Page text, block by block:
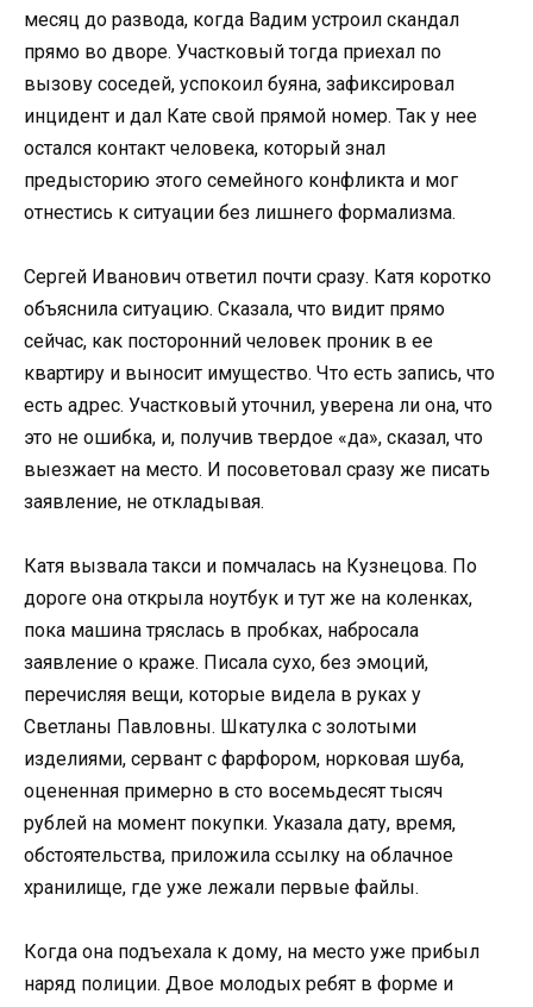
месяц до развода, когда Вадим устроил скандал
прямо во дворе. Участковый тогда приехал по
вызову соседей, успокоил буяна, зафиксировал
инцидент и дал Кате свой прямой номер. Так у нее
остался контакт человека, который знал
предысторию этого семейного конфликта и мог
отнестись к ситуации без лишнего формализма.
Сергей Иванович ответил почти сразу. Катя коротко
объяснила ситуацию. Сказала, что видит прямо
сейчас, как посторонний человек проник в ее
квартиру и выносит имущество. Что есть запись, что
есть адрес. Участковый уточнил, уверена ли она, что
это не ошибка, и, получив твердое «да», сказал, что
выезжает на место. И посоветовал сразу же писать
заявление, не откладывая.
Катя вызвала такси и помчалась на Кузнецова. По
дороге она открыла ноутбук и тут же на коленках,
пока машина тряслась в пробках, набросала
заявление о краже. Писала сухо, без эмоций,
перечисляя вещи, которые видела в руках у
Светланы Павловны. Шкатулка с золотыми
изделиями, сервант с фарфором, норковая шуба,
оцененная примерно в сто восемьдесят тысяч
рублей на момент покупки. Указала дату, время,
обстоятельства, приложила ссылку на облачное
хранилище, где уже лежали первые файлы.
Когда она подъехала к дому, на место уже прибыл
наряд полиции. Двое молодых ребят в форме и